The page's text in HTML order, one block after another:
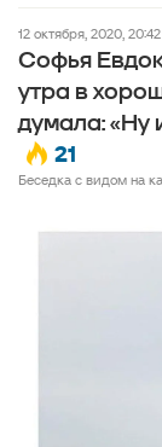
12 октября, 2020, 20:42
Софья
утра в
думала: «Ну
21
Беседка с видом на